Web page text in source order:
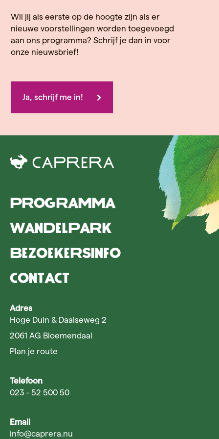
Wil jij als eerste op de hoogte zijn als er
nieuwe voorstellingen worden toegevoegd
aan ons programma? Schrijf je dan in voor
onze nieuwsbrief!
Ja, schrijf me in!
Programma
Wandelpark
Bezoekersinfo
Contact
Adres
Hoge Duin & Daalseweg 2
2061 AG Bloemendaal
Plan je route
Telefoon
023 - 52 500 50
Email
info@caprera.nu